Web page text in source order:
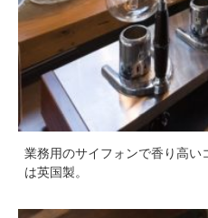
業務用のサイフォンで香り高
は英国製。